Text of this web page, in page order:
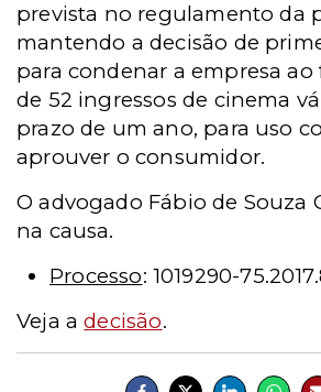
prevista no regulamento da
mantendo a decisão de
para condenar a empresa
de 52 ingressos de cinema
prazo de um ano, para uso
aprouver o consumidor.
O advogado Fábio de Souza
na causa.
Processo: 1019290-
Veja adecisão.